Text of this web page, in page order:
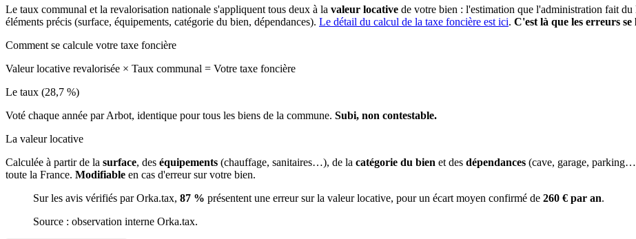
Le taux communal et la revalorisation nationale s'appliquent tous deux à la valeur locative de votre bien : l'estimation que l'administration fait
éléments précis (surface, équipements, catégorie du bien, dépendances). Le détail du calcul de la taxe foncière est ici. C'est là que les erreurs
Comment se calcule votre taxe foncière
Valeur locative revalorisée × Taux communal = Votre taxe foncière
Le taux (28,7 %)
Voté chaque année par Arbot, identique pour tous les biens de la commune. Subi, non contestable.
La valeur locative
Calculée à partir de la surface, des équipements (chauffage, sanitaires…), de la catégorie du bien et des dépendances (cave, garage,
toute la France. Modifiable en cas d'erreur sur votre bien.
Sur les avis vérifiés par Orka.tax, 87 % présentent une erreur sur la valeur locative, pour un écart moyen confirmé de 260 € par an.
Source : observation interne Orka.tax.